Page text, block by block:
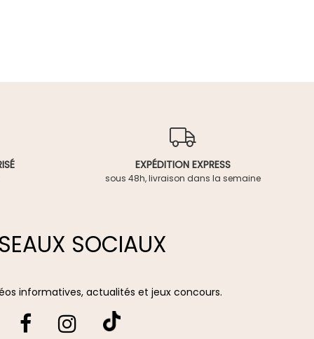
EXPÉDITION EXPRESS
sous 48h, livraison dans la semaine
SOCIAUX
informatives, actualités et jeux concours.